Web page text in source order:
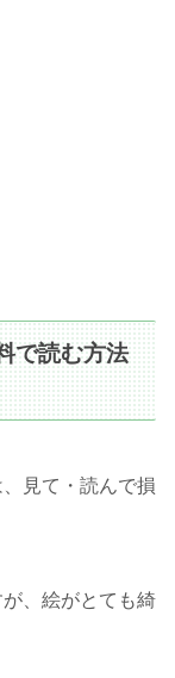
で読む方法
見て・読んで損
、絵がとても綺